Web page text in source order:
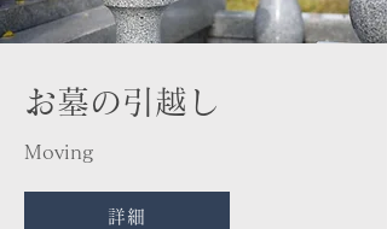
お墓の引越し
Moving
詳細